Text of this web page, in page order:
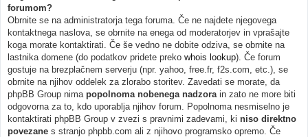
forumom?
Obrnite se na administratorja tega foruma. Če ne najdete njegovega
kontaktnega naslova, se obrnite na enega od moderatorjev in vprašajte
koga morate kontaktirati. Če še vedno ne dobite odziva, se obrnite na
lastnika domene (do podatkov pridete preko whois lookup). Če forum
gostuje na brezplačnem serverju (npr. yahoo, free.fr, f2s.com, etc.), se
obrnite na njihov oddelek za zlorabo storitev. Zavedati se morate, da
phpBB Group nima popolnoma nobenega nadzora in zato ne more biti
odgovorna za to, kdo uporablja njihov forum. Popolnoma nesmiselno je
kontaktirati phpBB Group v zvezi s pravnimi zadevami, ki niso direktno
povezane s stranjo phpbb.com ali z njihovo programsko opremo. Če